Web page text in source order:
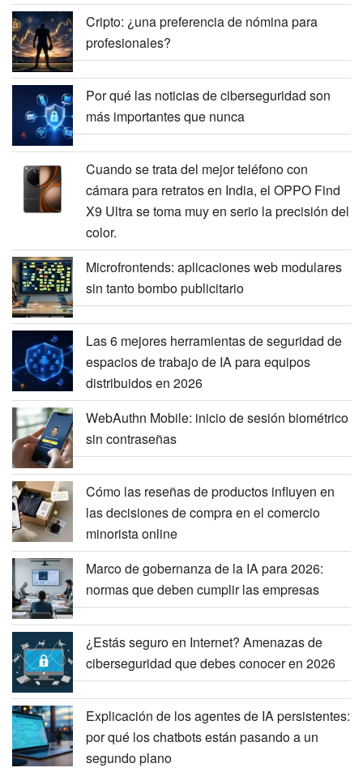
Cripto: ¿una preferencia de nómina para
profesionales?
Por qué las noticias de ciberseguridad son
más importantes que nunca
Cuando se trata del mejor teléfono con
cámara para retratos en India, el OPPO Find
X9 Ultra se toma muy en serio la precisión del
color.
Microfrontends: aplicaciones web modulares
sin tanto bombo publicitario
Las 6 mejores herramientas de seguridad de
espacios de trabajo de IA para equipos
distribuidos en 2026
WebAuthn Mobile: inicio de sesión biométrico
sin contraseñas
Cómo las reseñas de productos influyen en
las decisiones de compra en el comercio
minorista online
Marco de gobernanza de la IA para 2026:
normas que deben cumplir las empresas
¿Estás seguro en Internet? Amenazas de
ciberseguridad que debes conocer en 2026
Explicación de los agentes de IA persistentes:
por qué los chatbots están pasando a un
segundo plano